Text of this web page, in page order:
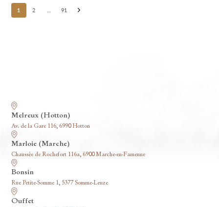
Posts
pagination
1 2 91
Melreux (Hotton)
Av. de la Gare 116, 6990 Hotton
Marloie (Marche)
Chaussée de Rochefort 116a, 6900 Marche-en-Famenne
Bonsin
Rue Petite-Somme 1, 5377 Somme-Leuze
Ouffet